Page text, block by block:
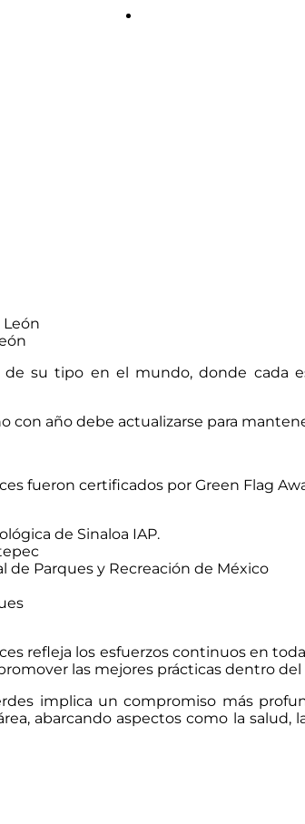
León
su tipo en el mundo, donde cada
con año debe actualizarse para
fueron certificados por Green Flag
de Sinaloa IAP.
de Parques y Recreación de México
refleja los esfuerzos continuos en
las mejores prácticas dentro del
implica un compromiso más
abarcando aspectos como la